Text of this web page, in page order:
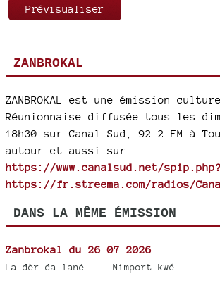
ZANBROKAL
ZANBROKAL est une émission
Réunionnaise diffusée tous les
18h30 sur Canal Sud, 92.2 FM à
autour et aussi sur
https://www.canalsud.net/
https://fr.streema.com/radios/
DANS LA MÊME ÉMISSION
Zanbrokal du 26 07 2026
La dèr da lané.... Nimport kwé...